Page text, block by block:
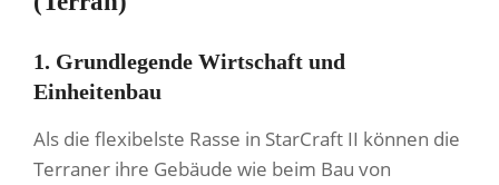
1. Grundlegende Wirtschaft und
Einheitenbau
Als die flexibelste Rasse in StarCraft II können die
Terraner ihre Gebäude wie beim Bau von